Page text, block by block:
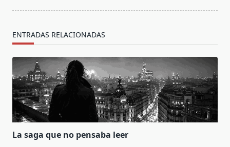
ENTRADAS RELACIONADAS
La saga que no pensaba leer